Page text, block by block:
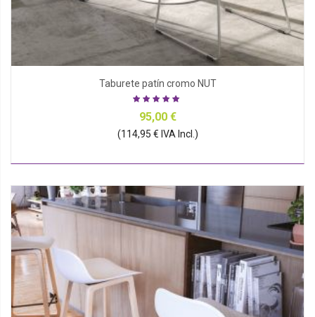
Taburete patín cromo NUT
95,00 €
(114,95 € IVA Incl.)